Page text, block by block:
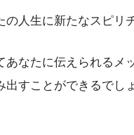
の人生に新たなスピリ
あなたに伝えられるメ
出すことができるでし